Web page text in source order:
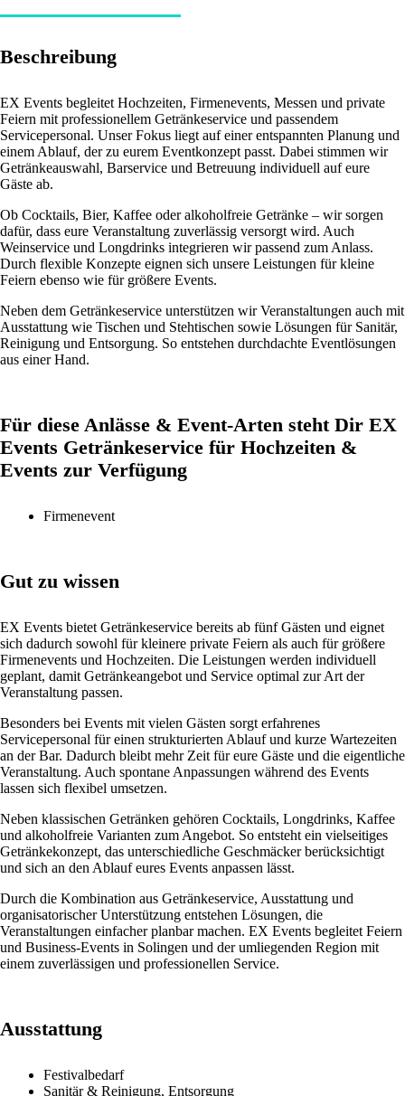
Beschreibung
EX Events begleitet Hochzeiten, Firmenevents, Messen und private
Feiern mit professionellem Getränkeservice und passendem
Servicepersonal. Unser Fokus liegt auf einer entspannten Planung und
einem Ablauf, der zu eurem Eventkonzept passt. Dabei stimmen wir
Getränkeauswahl, Barservice und Betreuung individuell auf eure
Gäste ab.
Ob Cocktails, Bier, Kaffee oder alkoholfreie Getränke – wir sorgen
dafür, dass eure Veranstaltung zuverlässig versorgt wird. Auch
Weinservice und Longdrinks integrieren wir passend zum Anlass.
Durch flexible Konzepte eignen sich unsere Leistungen für kleine
Feiern ebenso wie für größere Events.
Neben dem Getränkeservice unterstützen wir Veranstaltungen auch mit
Ausstattung wie Tischen und Stehtischen sowie Lösungen für Sanitär,
Reinigung und Entsorgung. So entstehen durchdachte Eventlösungen
aus einer Hand.
Für diese Anlässe & Event-Arten steht Dir EX
Events Getränkeservice für Hochzeiten &
Events zur Verfügung
Firmenevent
Gut zu wissen
EX Events bietet Getränkeservice bereits ab fünf Gästen und eignet
sich dadurch sowohl für kleinere private Feiern als auch für größere
Firmenevents und Hochzeiten. Die Leistungen werden individuell
geplant, damit Getränkeangebot und Service optimal zur Art der
Veranstaltung passen.
Besonders bei Events mit vielen Gästen sorgt erfahrenes
Servicepersonal für einen strukturierten Ablauf und kurze Wartezeiten
an der Bar. Dadurch bleibt mehr Zeit für eure Gäste und die eigentliche
Veranstaltung. Auch spontane Anpassungen während des Events
lassen sich flexibel umsetzen.
Neben klassischen Getränken gehören Cocktails, Longdrinks, Kaffee
und alkoholfreie Varianten zum Angebot. So entsteht ein vielseitiges
Getränkekonzept, das unterschiedliche Geschmäcker berücksichtigt
und sich an den Ablauf eures Events anpassen lässt.
Durch die Kombination aus Getränkeservice, Ausstattung und
organisatorischer Unterstützung entstehen Lösungen, die
Veranstaltungen einfacher planbar machen. EX Events begleitet Feiern
und Business-Events in Solingen und der umliegenden Region mit
einem zuverlässigen und professionellen Service.
Ausstattung
Festivalbedarf
Sanitär & Reinigung, Entsorgung